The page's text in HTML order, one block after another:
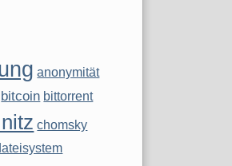
anonymität
bitcoin bittorrent
chomsky